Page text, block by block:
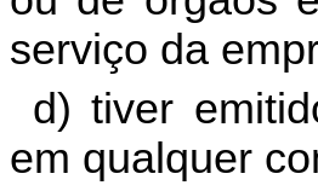
serviço da
d) tiver
em qualquer